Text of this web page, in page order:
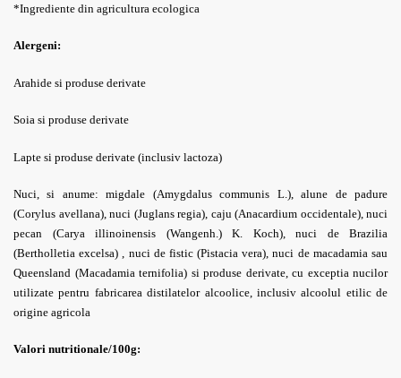
*Ingrediente din agricultura ecologica
Alergeni:
Arahide si produse derivate
Soia si produse derivate
Lapte si produse derivate (inclusiv lactoza)
Nuci, si anume: migdale (Amygdalus communis L.), alune de padure
(Corylus avellana), nuci (Juglans regia), caju (Anacardium occidentale), nuci
pecan (Carya illinoinensis (Wangenh.) K. Koch), nuci de Brazilia
(Bertholletia excelsa) , nuci de fistic (Pistacia vera), nuci de macadamia sau
Queensland (Macadamia ternifolia) si produse derivate, cu exceptia nucilor
utilizate pentru fabricarea distilatelor alcoolice, inclusiv alcoolul etilic de
origine agricola
Valori nutritionale/100g: